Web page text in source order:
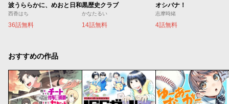
波うららかに、めおと日和
西香はち
36話無料
黒歴史クラブ
かなたるい
14話無料
オシバナ！
志摩時緒
4話無料
おすすめの作品